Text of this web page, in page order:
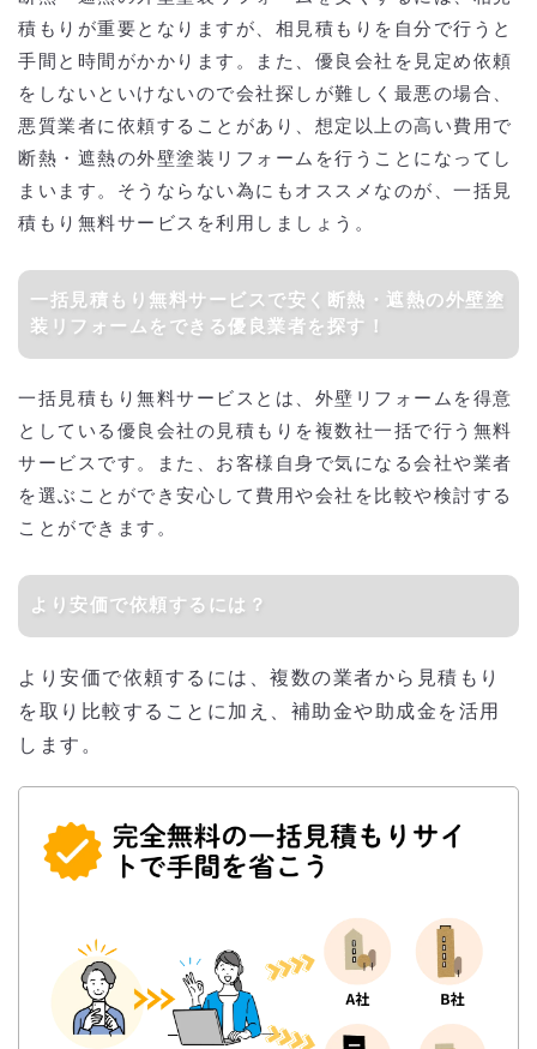
積もりが重要となりますが、相見積もりを自分で行うと
手間と時間がかかります。また、優良会社を見定め依頼
をしないといけないので会社探しが難しく最悪の場合、
悪質業者に依頼することがあり、想定以上の高い費用で
断熱・遮熱の外壁塗装リフォームを行うことになってし
まいます。そうならない為にもオススメなのが、一括見
積もり無料サービスを利用しましょう。
一括見積もり無料サービスで安く断熱・遮熱の外壁塗
装リフォームをできる優良業者を探す！
一括見積もり無料サービスとは、外壁リフォームを得意
としている優良会社の見積もりを複数社一括で行う無料
サービスです。また、お客様自身で気になる会社や業者
を選ぶことができ安心して費用や会社を比較や検討する
ことができます。
より安価で依頼するには？
より安価で依頼するには、複数の業者から見積もり
を取り比較することに加え、補助金や助成金を活用
します。